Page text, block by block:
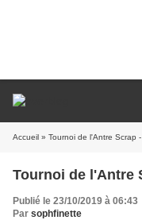
Accueil » Tournoi de l'Antre Scrap
Tournoi de l'Antre
Publié le 23/10/2019 à 06:43
Par sophfinette